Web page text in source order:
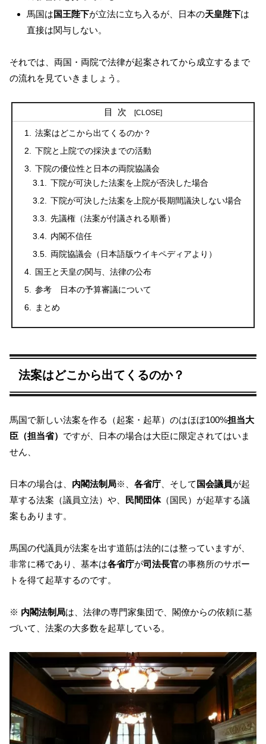
馬国は国王陛下が立法に立ち入るが、日本の天皇陛下は
直接は関与しない。
それでは、両国・両院で法律が起案されてから成立するまで
の流れを見ていきましょう。
目次
法案はどこから出てくるのか？
下院と上院での採決までの活動
下院の優位性と日本の両院協議会
下院が可決した法案を上院が否決した場合
下院が可決した法案を上院が長期間議決しない場合
先議権（法案が付議される順番）
内閣不信任
両院協議会（日本語版ウイキペディアより）
国王と天皇の関与、法律の公布
参考 日本の予算審議について
まとめ
法案はどこから出てくるのか？
馬国で新しい法案を作る（起案・起草）のはほぼ100%担当大
臣（担当省） ですが、日本の場合は大臣に限定されてはいま
せん、
日本の場合は、 内閣法制局※、 各省庁、そして 国会議員が起
草する法案（議員立法）や、 民間団体（国民）が起草する議
案もあります。
馬国の代議員が法案を出す道筋は法的には整っていますが、
非常に稀であり、基本は各省庁が司法長官の事務所のサポー
トを得て起草するのです。
※ 内閣法制局は、法律の専門家集団で、閣僚からの依頼に基
づいて、法案の大多数を起草している。